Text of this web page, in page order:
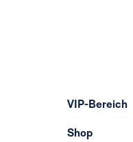
VIP-Bereich
Shop